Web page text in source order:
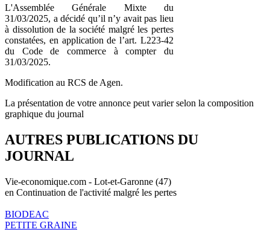
L'Assemblée Générale Mixte du
31/03/2025, a décidé qu’il n’y avait pas lieu
à dissolution de la société malgré les pertes
constatées, en application de l’art. L223-42
du Code de commerce à compter du
31/03/2025.
Modification au RCS de Agen.
La présentation de votre annonce peut varier selon la composition
graphique du journal
AUTRES PUBLICATIONS DU
JOURNAL
Vie-economique.com - Lot-et-Garonne (47)
en Continuation de l'activité malgré les pertes
BIODEAC
PETITE GRAINE